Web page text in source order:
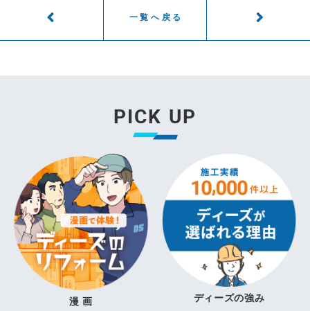
一覧へ戻る
PICK UP
漫 画 ディーズの強み